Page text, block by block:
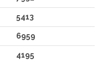
5413
6959
4195